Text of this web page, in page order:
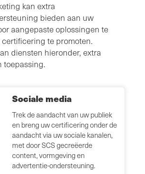
kan extra
bieden aan uw
aangepaste oplossingen te
te promoten.
diensten hieronder, extra
toepassing.
Sociale media
Trek de aandacht van uw publiek
en breng uw certificering onder de
aandacht via uw sociale kanalen,
met door SCS gecreëerde
content, vormgeving en
advertentie-ondersteuning.